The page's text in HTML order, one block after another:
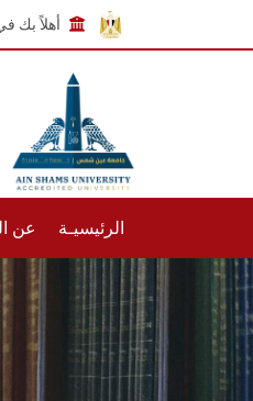
أهلاً بك
الرئيسيـة عن